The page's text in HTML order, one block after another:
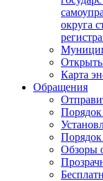
округа
Карта
Обращения
Обзоры